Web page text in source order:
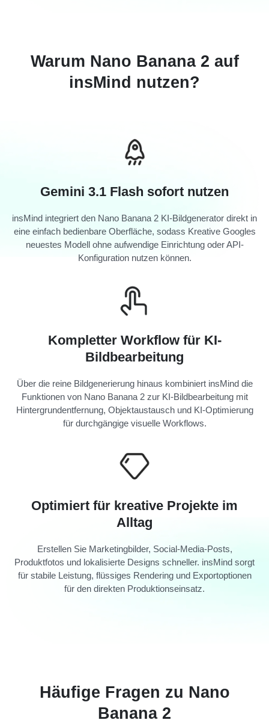
Warum Nano Banana 2 auf
insMind nutzen?
Gemini 3.1 Flash sofort nutzen
insMind integriert den Nano Banana 2 KI-Bildgenerator direkt in
eine einfach bedienbare Oberfläche, sodass Kreative Googles
neuestes Modell ohne aufwendige Einrichtung oder API-
Konfiguration nutzen können.
Kompletter Workflow für KI-
Bildbearbeitung
Über die reine Bildgenerierung hinaus kombiniert insMind die
Funktionen von Nano Banana 2 zur KI-Bildbearbeitung mit
Hintergrundentfernung, Objektaustausch und KI-Optimierung
für durchgängige visuelle Workflows.
Optimiert für kreative Projekte im
Alltag
Erstellen Sie Marketingbilder, Social-Media-Posts,
Produktfotos und lokalisierte Designs schneller. insMind sorgt
für stabile Leistung, flüssiges Rendering und Exportoptionen
für den direkten Produktionseinsatz.
Häufige Fragen zu Nano
Banana 2